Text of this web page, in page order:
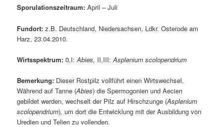
Sporulationszeitraum: April – Juli
Fundort:z.B. Deutschland, Niedersachsen, Ldkr. Osterode am
Harz, 23.04.2010.
Wirtsspektrum: 0,I:Abies, II,III: Asplenium scolopendrium
Bemerkung: Dieser Rostpilz vollführt einen Wirtswechsel.
Während auf Tanne (Abies) die Spermogonien und Aecien
gebildet werden, wechselt der Pilz auf Hirschzunge (Asplenium
scolopendrium),um dort die Entwicklung mit der Ausbildung von
Uredien und Telien zu vollenden.